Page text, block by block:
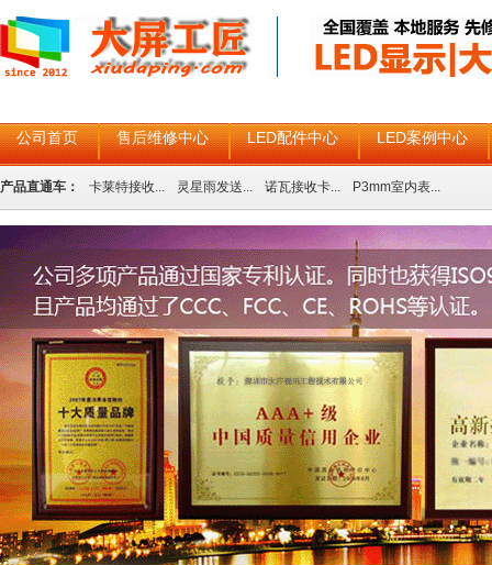
公司首页 售后维修中心 LED配件中心 LED案例中心
产品直通车： 卡莱特接收... 灵星雨发送... 诺瓦接收卡... P3mm室内表...